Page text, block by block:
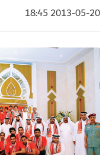
2013-05-20 18:45